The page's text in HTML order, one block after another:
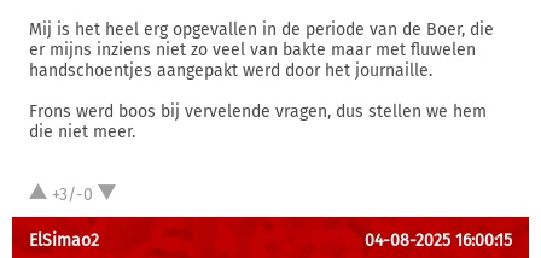
Mij is het heel erg opgevallen in de periode van de Boer, die
er mijns inziens niet zo veel van bakte maar met fluwelen
handschoentjes aangepakt werd door het journaille.
Frons werd boos bij vervelende vragen, dus stellen we hem
die niet meer.
+3/-0
ElSimao2 04-08-2025 16:00:15